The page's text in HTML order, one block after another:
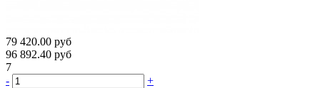
79 420.00 руб
96 892.40 руб
7
-
+